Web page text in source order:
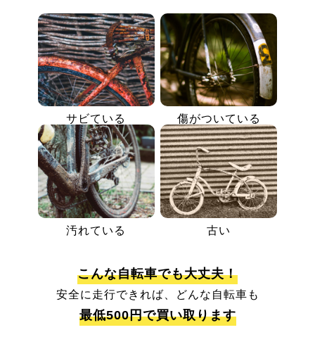
サビている 傷がついている
汚れている 古い
こんな自転車でも大丈夫！
安全に走行できれば、どんな自転車も
最低500円で買い取ります